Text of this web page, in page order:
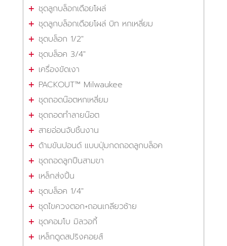
ชุดลูกบล็อกเดือยโผล่
ชุดลูกบล็อกเดือยโผล่ บิท หกเหลี่ยม
ชุดบล็อก 1/2"
ชุดบล็อค 3/4"
เครื่องขัดเงา
PACKOUT™ Milwaukee
ชุดถอดน๊อตหกเหลี่ยม
ชุดถอดทำลายน๊อต
สายอ่อนจับชิ้นงาน
ด้ามขันปอนด์ แบบปุ่มกดถอดลูกบล็อค
ชุดถอดลูกปืนสามขา
เหล็กส่งปิ้น
ชุดบล็อค 1/4"
ชุดไขควงตอก+ถอนเกลียวซ้าย
ชุดคอมโบ มิลวอกี้
เหล็กดูดสปริงคอยส์